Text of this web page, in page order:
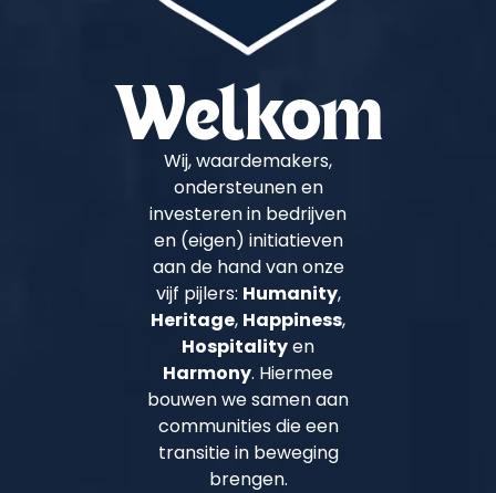
Welkom
Wij, waardemakers,
ondersteunen en
investeren in bedrijven
en (eigen) initiatieven
aan de hand van onze
vijf pijlers: Humanity,
Heritage, Happiness,
Hospitalityen
Harmony. Hiermee
bouwen we samen aan
communities die een
transitie in beweging
brengen.